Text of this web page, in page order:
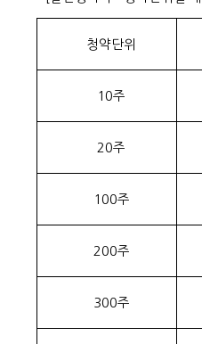
청약단위
10주
20주
100주
200주
300주